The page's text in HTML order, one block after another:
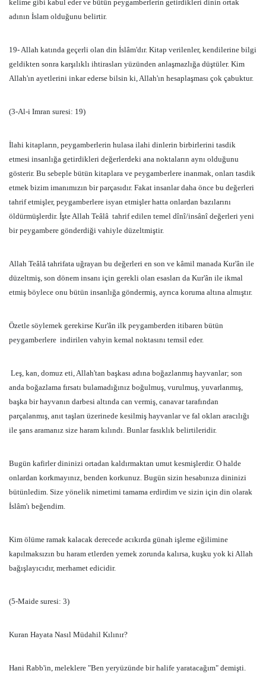
kelime gibi kabul eder ve bütün peygamberlerin getirdikleri dinin ortak
adının İslam olduğunu belirtir.
19- Allah katında geçerli olan din İslâm'dır. Kitap verilenler, kendilerine bilgi
geldikten sonra karşılıklı ihtirasları yüzünden anlaşmazlığa düştüler. Kim
Allah'ın ayetlerini inkar ederse bilsin ki, Allah'ın hesaplaşması çok çabuktur.
(3-Al-i Imran suresi: 19)
İlahi kitapların, peygamberlerin hulasa ilahi dinlerin birbirlerini tasdik
etmesi insanlığa getirdikleri değerlerdeki ana noktaların aynı olduğunu
gösterir. Bu sebeple bütün kitaplara ve peygamberlere inanmak, onları tasdik
etmek bizim imanımızın bir parçasıdır. Fakat insanlar daha önce bu değerleri
tahrif etmişler, peygamberlere isyan etmişler hatta onlardan bazılarını
öldürmüşlerdir. İşte Allah Teâlâ tahrif edilen temel dînî/insânî değerleri yeni
bir peygambere gönderdiği vahiyle düzeltmiştir.
Allah Teâlâ tahrifata uğrayan bu değerleri en son ve kâmil manada Kur'ân ile
düzeltmiş, son dönem insanı için gerekli olan esasları da Kur'ân ile ikmal
etmiş böylece onu bütün insanlığa göndermiş, ayrıca koruma altına almıştır.
Özetle söylemek gerekirse Kur'ân ilk peygamberden itibaren bütün
peygamberlere indirilen vahyin kemal noktasını temsil eder.
Leş, kan, domuz eti, Allah'tan başkası adına boğazlanmış hayvanlar; son
anda boğazlama fırsatı bulamadığınız boğulmuş, vurulmuş, yuvarlanmış,
başka bir hayvanın darbesi altında can vermiş, canavar tarafından
parçalanmış, anıt taşları üzerinede kesilmiş hayvanlar ve fal okları aracılığı
ile şans aramanız size haram kılındı. Bunlar fasıklık belirtileridir.
Bugün kafirler dininizi ortadan kaldırmaktan umut kesmişlerdir. O halde
onlardan korkmayınız, benden korkunuz. Bugün sizin hesabınıza dininizi
bütünledim. Size yönelik nimetimi tamama erdirdim ve sizin için din olarak
İslâm'ı beğendim.
Kim ölüme ramak kalacak derecede acıkırda günah işleme eğilimine
kapılmaksızın bu haram etlerden yemek zorunda kalırsa, kuşku yok ki Allah
bağışlayıcıdır, merhamet edicidir.
(5-Maide suresi: 3)
Kuran Hayata Nasıl Müdahil Kılınır?
Hani Rabb'in, meleklere "Ben yeryüzünde bir halife yaratacağım" demişti.